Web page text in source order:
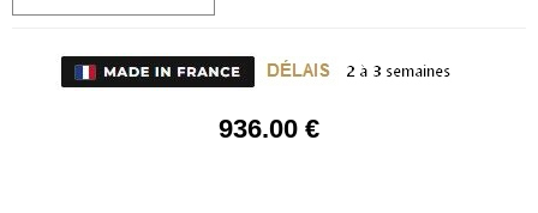
936.00 €